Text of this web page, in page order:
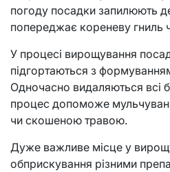
погоду посадки запилюють
попереджає кореневу гниль
У процесі вирощування
підгортаються з
Одночасно видаляються всі
процес допоможе
чи скошеною травою.
Дуже важливе місце у
обприскування різними